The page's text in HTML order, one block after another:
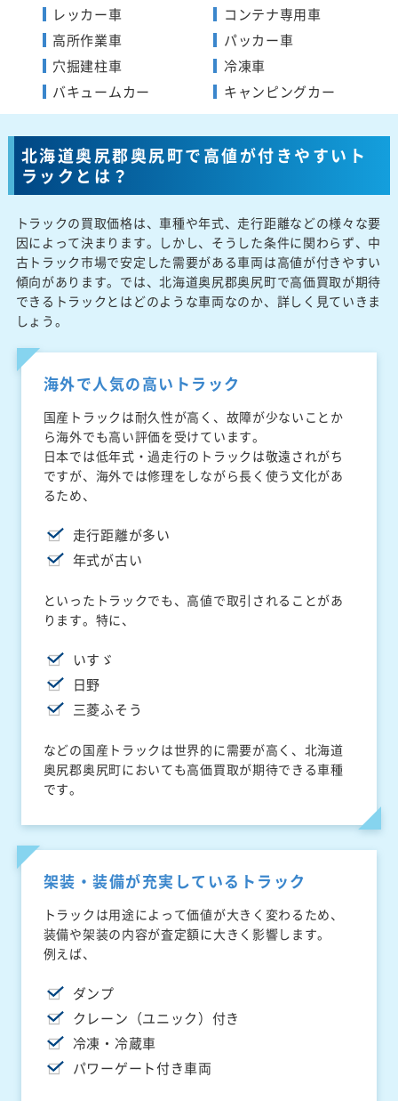
レッカー車
高所作業車
穴掘建柱車
バキュームカー
コンテナ専用車
パッカー車
冷凍車
キャンピングカー
北海道奥尻郡奥尻町で高値が付きやすいト
ラックとは？
トラックの買取価格は、車種や年式、走行距離などの様々な要
因によって決まります。しかし、そうした条件に関わらず、中
古トラック市場で安定した需要がある車両は高値が付きやすい
傾向があります。では、北海道奥尻郡奥尻町で高価買取が期待
できるトラックとはどのような車両なのか、詳しく見ていきま
しょう。
海外で人気の高いトラック
国産トラックは耐久性が高く、故障が少ないことか
ら海外でも高い評価を受けています。
日本では低年式・過走行のトラックは敬遠されがち
ですが、海外では修理をしながら長く使う文化があ
るため、
走行距離が多い
年式が古い
といったトラックでも、高値で取引されることがあ
ります。特に、
いすゞ
日野
三菱ふそう
などの国産トラックは世界的に需要が高く、北海道
奥尻郡奥尻町においても高価買取が期待できる車種
です。
架装・装備が充実しているトラック
トラックは用途によって価値が大きく変わるため、
装備や架装の内容が査定額に大きく影響します。
例えば、
ダンプ
クレーン（ユニック）付き
冷凍・冷蔵車
パワーゲート付き車両